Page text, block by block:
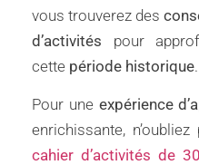
vous trouverez des
d’activités pour
cette période historique.
Pour une expérience
enrichissante,
cahier d’activités de